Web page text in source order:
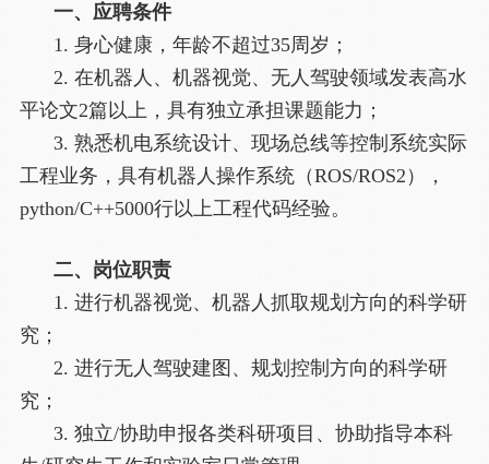
一、应聘条件
1. 身心健康，年龄不超过35周岁；
2. 在机器人、机器视觉、无人驾驶领域发表高水
平论文2篇以上，具有独立承担课题能力；
3. 熟悉机电系统设计、现场总线等控制系统实际
工程业务，具有机器人操作系统（ROS/ROS2），
python/C++5000行以上工程代码经验。
二、岗位职责
1. 进行机器视觉、机器人抓取规划方向的科学研
究；
2. 进行无人驾驶建图、规划控制方向的科学研
究；
3. 独立/协助申报各类科研项目、协助指导本科